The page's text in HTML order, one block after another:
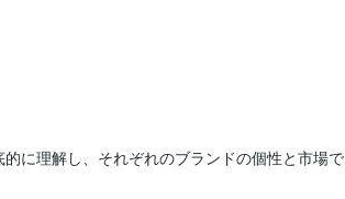
に理解し、それぞれのブランドの個性と市場で